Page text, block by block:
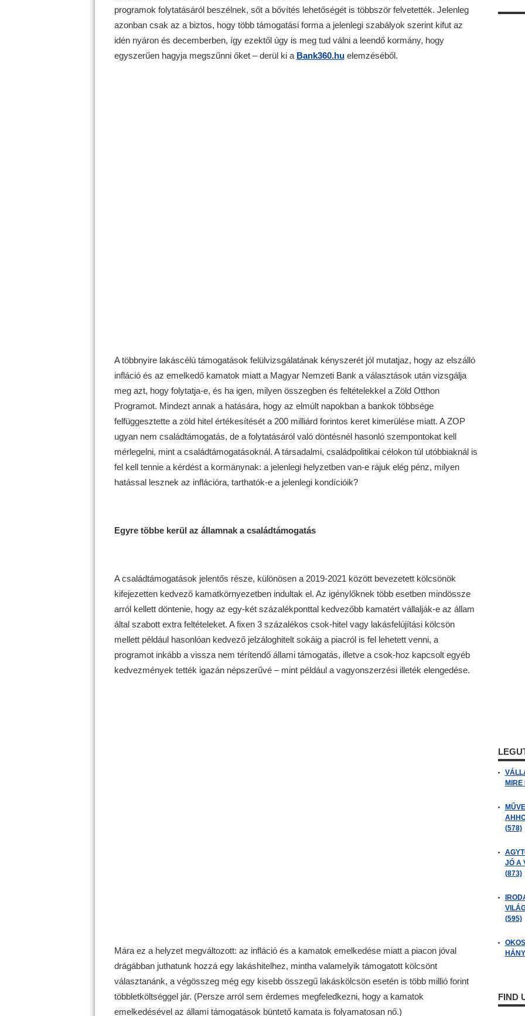
programok folytatásáról beszélnek, sőt a bővítés lehetőségét is többször felvetették. Jelenleg
azonban csak az a biztos, hogy több támogatási forma a jelenlegi szabályok szerint kifut az
idén nyáron és decemberben, így ezektől úgy is meg tud válni a leendő kormány, hogy
egyszerűen hagyja megszűnni őket – derül ki a Bank360.huelemzéséből.
A többnyire lakáscélú támogatások felülvizsgálatának kényszerét jól mutatjaz, hogy az elszálló
infláció és az emelkedő kamatok miatt a Magyar Nemzeti Bank a választások után vizsgálja
meg azt, hogy folytatja-e, és ha igen, milyen összegben és feltételekkel a Zöld Otthon
Programot. Mindezt annak a hatására, hogy az elmúlt napokban a bankok többsége
felfüggesztette a zöld hitel értékesítését a 200 milliárd forintos keret kimerülése miatt. A ZOP
ugyan nem családtámogatás, de a folytatásáról való döntésnél hasonló szempontokat kell
mérlegelni, mint a családtámogatásoknál. A társadalmi, családpolitikai célokon túl utóbbiaknál is
fel kell tennie a kérdést a kormánynak: a jelenlegi helyzetben van-e rájuk elég pénz, milyen
hatással lesznek az inflációra, tarthatók-e a jelenlegi kondícióik?
Egyre többe kerül az államnak a családtámogatás
A családtámogatások jelentős része, különösen a 2019-2021 között bevezetett kölcsönök
kifejezetten kedvező kamatkörnyezetben indultak el. Az igénylőknek több esetben mindössze
arról kellett döntenie, hogy az egy-két százalékponttal kedvezőbb kamatért vállalják-e az állam
által szabott extra feltételeket. A fixen 3 százalékos csok-hitel vagy lakásfelújítási kölcsön
mellett például hasonlóan kedvező jelzáloghitelt sokáig a piacról is fel lehetett venni, a
programot inkább a vissza nem térítendő állami támogatás, illetve a csok-hoz kapcsolt egyéb
kedvezmények tették igazán népszerűvé – mint például a vagyonszerzési illeték elengedése.
Mára ez a helyzet megváltozott: az infláció és a kamatok emelkedése miatt a piacon jóval
drágábban juthatunk hozzá egy lakáshitelhez, mintha valamelyik támogatott kölcsönt
választanánk, a végösszeg még egy kisebb összegű lakáskölcsön esetén is több millió forint
többletköltséggel jár. (Persze arról sem érdemes megfeledkezni, hogy a kamatok
emelkedésével az állami támogatások büntető kamata is folyamatosan nő.)
MIRE
(578)
JÓ A
(873)
(595)
FIND